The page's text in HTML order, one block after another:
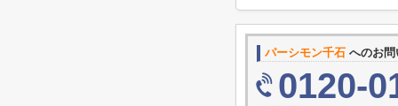
パーシモン千石 へのお
0120-